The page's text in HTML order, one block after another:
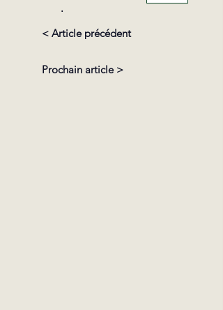
.
< Article précédent
Prochain article >